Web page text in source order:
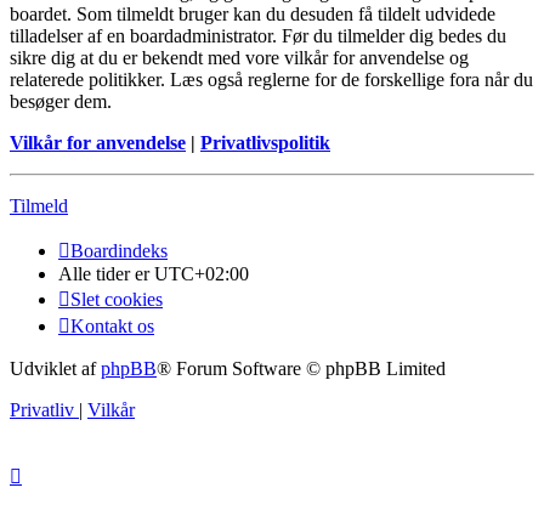
boardet. Som tilmeldt bruger kan du desuden få tildelt udvidede
tilladelser af en boardadministrator. Før du tilmelder dig bedes du
sikre dig at du er bekendt med vore vilkår for anvendelse og
relaterede politikker. Læs også reglerne for de forskellige fora når du
besøger dem.
Vilkår for anvendelse | Privatlivspolitik
Tilmeld
Boardindeks
Alle tider erUTC+02:00
Slet cookies
Kontakt os
Udviklet afphpBB® Forum Software © phpBB Limited
Privatliv | Vilkår